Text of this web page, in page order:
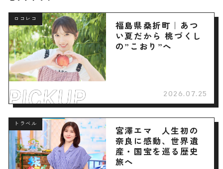
ロコレコ
福島県桑折町｜あつ
い夏だから 桃づくし
の”こおり”へ
2026.07.25
トラベル
宮澤エマ 人生初の
奈良に感動、世界遺
産・国宝を巡る歴史
旅へ